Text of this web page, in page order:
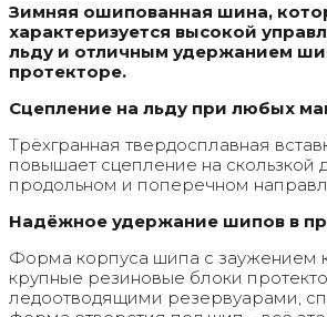
Зимняя ошипованная шина,
характеризуется высокой
льду и отличным удержанием
протекторе.
Сцепление на льду при любых
Трёхгранная твердосплавная
повышает сцепление на скользкой
продольном и поперечном
Надёжное удержание шипов в
Форма корпуса шипа с заужением
крупные резиновые блоки
ледоотводящими резервуарами,